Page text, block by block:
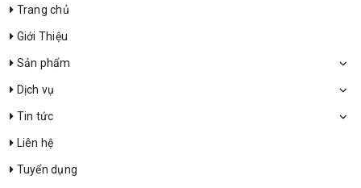
Trang chủ
Giới Thiệu
Sản phẩm
Dịch vụ
Tin tức
Liên hệ
Tuyển dụng